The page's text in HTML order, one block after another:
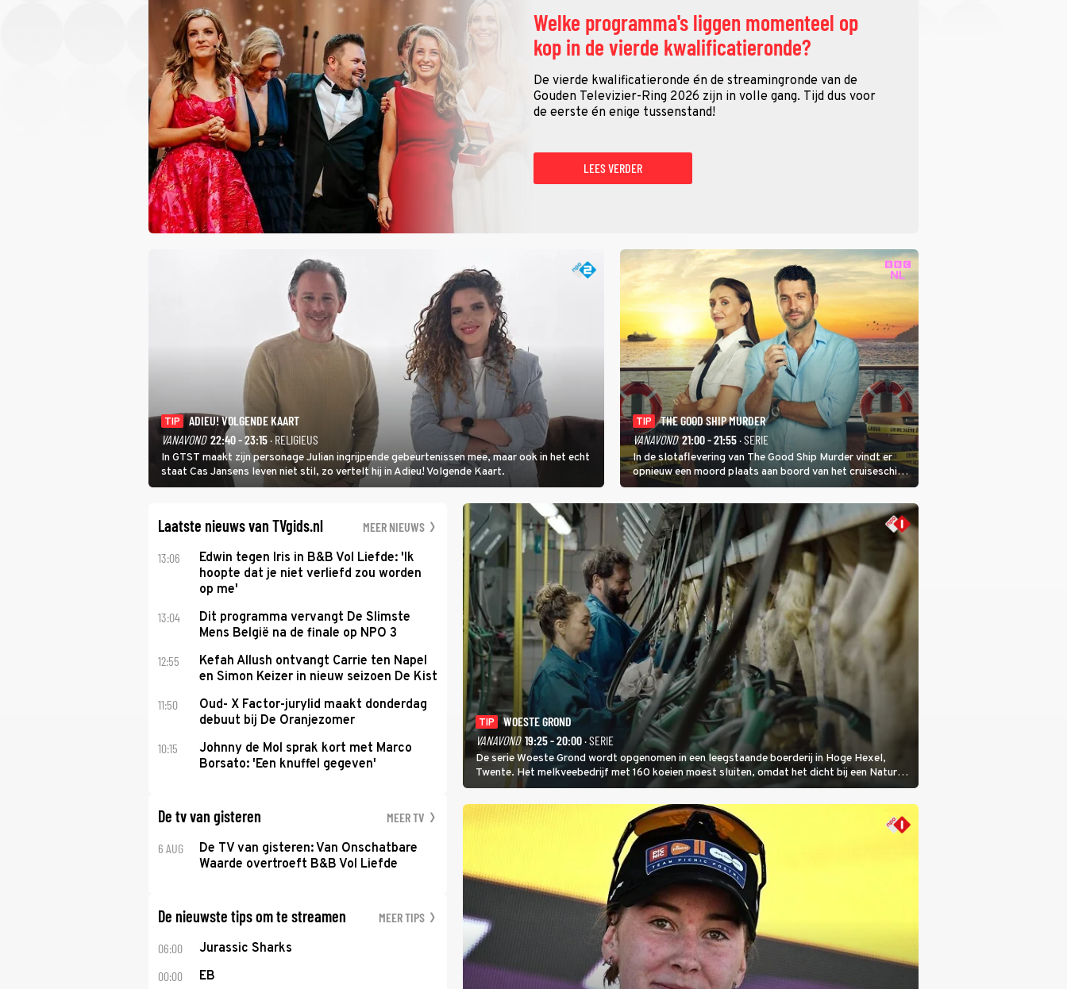
Welke programma's liggen momenteel op
kop in de vierde kwalificatieronde?
De vierde kwalificatieronde én de streamingronde van de
Gouden Televizier-Ring 2026 zijn in volle gang. Tijd dus voor
de eerste én enige tussenstand!
LEES VERDER
TIP
ADIEU! VOLGENDE KAART
VANAVOND 22:40 - 23:15· RELIGIEUS
In GTST maakt zijn personage Julian ingrijpende gebeurtenissen mee, maar ook in het echt
staat Cas Jansens leven niet stil, zo vertelt hij in Adieu! Volgende Kaart.
TIP
THE GOOD SHIP MURDER
VANAVOND 21:00 - 21:55· SERIE
In de slotaflevering van The Good Ship Murder vindt er
opnieuw een moord plaats aan boord van het cruiseschip,
waarbij dit keer een bemanningslid het slachtoffer is en
kapitein Marlowe de dader lijkt te zijn.
Laatste nieuws van TVgids.nl MEER NIEUWS
13:06
Edwin tegen Iris in B&B Vol Liefde: 'Ik
hoopte dat je niet verliefd zou worden
op me'
13:04
Dit programma vervangt De Slimste
Mens België na de finale op NPO 3
12:55
Kefah Allush ontvangt Carrie ten Napel
en Simon Keizer in nieuw seizoen De Kist
11:50
Oud- X Factor-jurylid maakt donderdag
debuut bij De Oranjezomer
10:15
Johnny de Mol sprak kort met Marco
Borsato: 'Een knuffel gegeven'
De tv van gisteren MEER TV
6 AUG
De TV van gisteren: Van Onschatbare
Waarde overtroeft B&B Vol Liefde
De nieuwste tips om te streamen MEER TIPS
06:00 Jurassic Sharks
00:00 EB
TIP
WOESTE GROND
VANAVOND 19:25 - 20:00· SERIE
De serie Woeste Grond wordt opgenomen in een leegstaande boerderij in Hoge Hexel,
Twente. Het melkveebedrijf met 160 koeien moest sluiten, omdat het dicht bij een Natura
2000-gebied ligt. In de serie heerst er een gevaarlijke veeziekte.